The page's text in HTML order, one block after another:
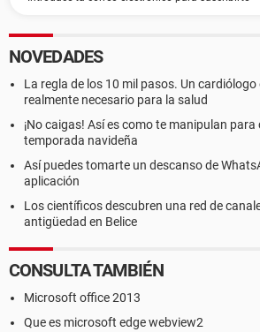
NOVEDADES
La regla de los 10 mil pasos. Un cardiólogo
realmente necesario para la salud
¡No caigas! Así es como te manipulan
temporada navideña
Así puedes tomarte un descanso de
aplicación
Los científicos descubren una red de
antigüedad en Belice
CONSULTA TAMBIÉN
Microsoft office 2013
Que es microsoft edge webview2